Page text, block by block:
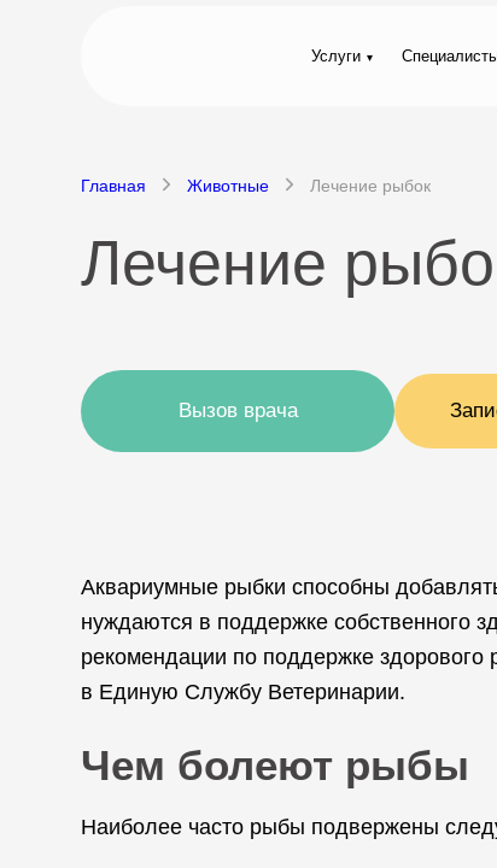
Услуги
Главная Животные Лечение рыбок
Лечение
Вызов врача
Аквариумные рыбки способны
нуждаются в поддержке собственного
рекомендации по поддержке
в Единую Службу Ветеринарии.
Чем болеют рыбы
Наиболее часто рыбы подвержены